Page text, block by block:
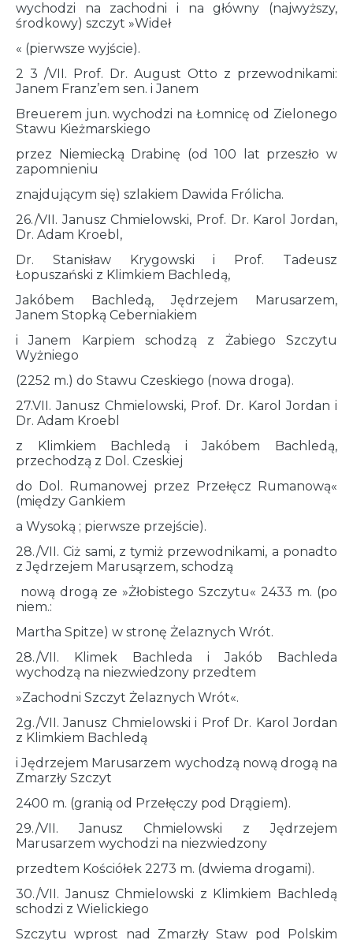
wychodzi na zachodni i na główny (najwyższy,
środkowy) szczyt »Wideł
« (pierwsze wyjście).
2 3 /VII. Prof. Dr. August Otto z przewodnikami:
Janem Franz’em sen. i Janem
Breuerem jun. wychodzi na Łomnicę od Zielonego
Stawu Kieżmarskiego
przez Niemiecką Drabinę (od 100 lat przeszło w
zapomnieniu
znajdującym się) szlakiem Dawida Frólicha.
26./VII. Janusz Chmielowski, Prof. Dr. Karol Jordan,
Dr. Adam Kroebl,
Dr. Stanisław Krygowski i Prof. Tadeusz
Łopuszański z Klimkiem Bachledą,
Jakóbem Bachledą, Jędrzejem Marusarzem,
Janem Stopką Ceberniakiem
i Janem Karpiem schodzą z Żabiego Szczytu
Wyżniego
(2252 m.) do Stawu Czeskiego (nowa droga).
27.VII. Janusz Chmielowski, Prof. Dr. Karol Jordan i
Dr. Adam Kroebl
z Klimkiem Bachledą i Jakóbem Bachledą,
przechodzą z Dol. Czeskiej
do Dol. Rumanowej przez Przełęcz Rumanową«
(między Gankiem
a Wysoką ; pierwsze przejście).
28./VII. Ciż sami, z tymiż przewodnikami, a ponadto
z Jędrzejem Marusąrzem, schodzą
nową drogą ze »Żłobistego Szczytu« 2433 m. (po
niem.:
Martha Spitze) w stronę Żelaznych Wrót.
28./VII. Klimek Bachleda i Jakób Bachleda
wychodzą na niezwiedzony przedtem
»Zachodni Szczyt Żelaznych Wrót«.
2g./VII. Janusz Chmielowski i Prof Dr. Karol Jordan
z Klimkiem Bachledą
i Jędrzejem Marusarzem wychodzą nową drogą na
Zmarzły Szczyt
2400 m. (granią od Przełęczy pod Drągiem).
29./VII. Janusz Chmielowski z Jędrzejem
Marusarzem wychodzi na niezwiedzony
przedtem Kościółek 2273 m. (dwiema drogami).
30./VII. Janusz Chmielowski z Klimkiem Bachledą
schodzi z Wielickiego
Szczytu wprost nad Zmarzły Staw pod Polskim